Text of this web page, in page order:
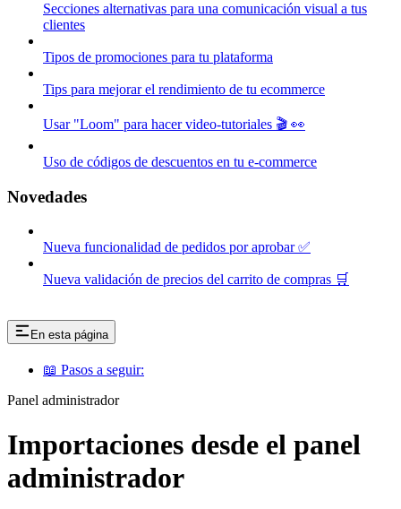
Secciones alternativas para una comunicación visual a tus
clientes
Tipos de promociones para tu plataforma
Tips para mejorar el rendimiento de tu ecommerce
Usar "Loom" para hacer video-tutoriales 🎬 👀
Uso de códigos de descuentos en tu e-commerce
Novedades
Nueva funcionalidad de pedidos por aprobar ✅
Nueva validación de precios del carrito de compras 🛒
En esta página
📖 Pasos a seguir:
Panel administrador
Importaciones desde el panel
administrador